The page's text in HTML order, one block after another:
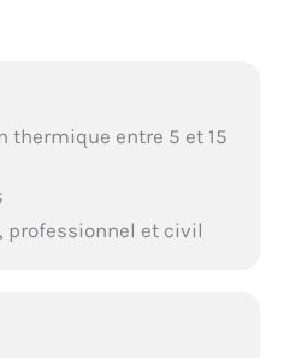
entre 5 et 15
professionnel et civil